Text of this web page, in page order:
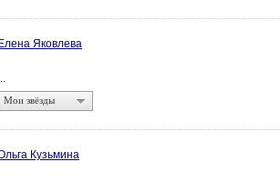
Елена Яковлева
Мои звёзды
Кузьмина